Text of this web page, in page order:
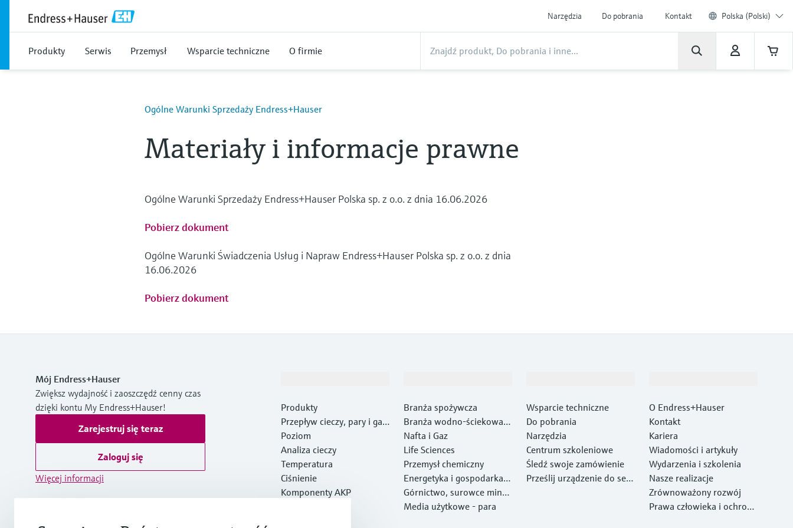
Narzędzia Do pobrania Kontakt Polska (Polski)
Produkty Serwis Przemysł Wsparcie techniczne O firmie
Ogólne Warunki Sprzedaży Endress+Hauser
Materiały i informacje prawne
Ogólne Warunki Sprzedaży Endress+Hauser Polska sp. z o.o. z dnia 16.06.2026
Pobierz dokument
Ogólne Warunki Świadczenia Usług i Napraw Endress+Hauser Polska sp. z o.o. z dnia
16.06.2026
Pobierz dokument
Mój Endress+Hauser
Zwiększ wydajność i zaoszczędź cenny czas
dzięki kontu My Endress+Hauser!
Zarejestruj się teraz
Zaloguj się
Więcej informacji
Endress+Hauser Polska sp. z o.o.
Produkty
Przepływ cieczy, pary i gaz
ów
Poziom
Analiza cieczy
Temperatura
Ciśnienie
Komponenty AKP
Branża spożywcza
Branża wodno-ściekowa i
gospodarki odpadami
Nafta i Gaz
Life Sciences
Przemysł chemiczny
Energetyka i gospodarka e
nergią
Górnictwo, surowce miner
alne i metale
Media użytkowe - para
Wsparcie techniczne
Do pobrania
Narzędzia
Centrum szkoleniowe
Śledź swoje zamówienie
Prześlij urządzenie do ser
O Endress+Hauser
Kontakt
Kariera
Wiadomości i artykuły
Wydarzenia i szkolenia
Nasze realizacje
Zrównoważony rozwój
Prawa człowieka i ochrona